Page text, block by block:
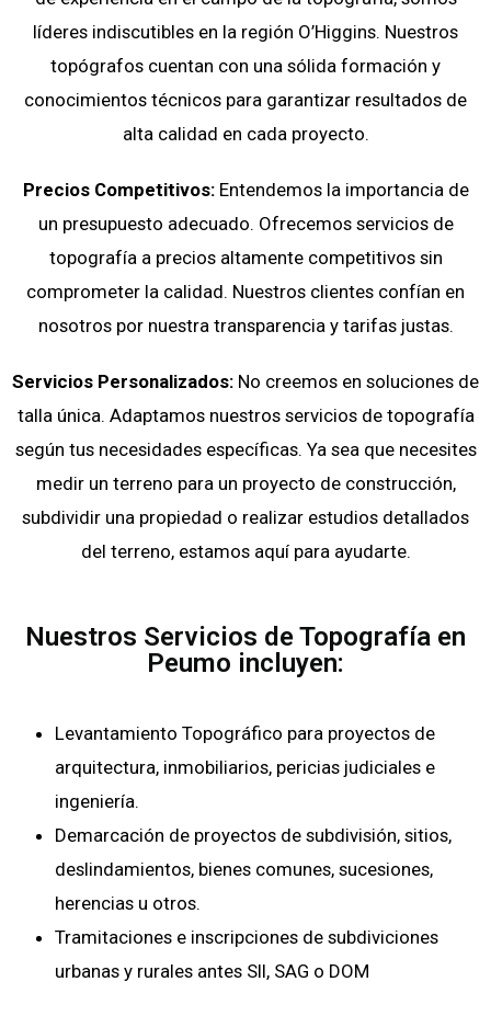
líderes indiscutibles en la región O’Higgins. Nuestros
topógrafos cuentan con una sólida formación y
conocimientos técnicos para garantizar resultados de
alta calidad en cada proyecto.
Precios Competitivos:Entendemos la importancia de
un presupuesto adecuado. Ofrecemos servicios de
topografía a precios altamente competitivos sin
comprometer la calidad. Nuestros clientes confían en
nosotros por nuestra transparencia y tarifas justas.
Servicios Personalizados: No creemos en soluciones de
talla única. Adaptamos nuestros servicios de topografía
según tus necesidades específicas. Ya sea que necesites
medir un terreno para un proyecto de construcción,
subdividir una propiedad o realizar estudios detallados
del terreno, estamos aquí para ayudarte.
Nuestros Servicios de Topografía en
Peumo incluyen:
Levantamiento Topográfico para proyectos de
arquitectura, inmobiliarios, pericias judiciales e
ingeniería.
Demarcación de proyectos de subdivisión, sitios,
deslindamientos, bienes comunes, sucesiones,
herencias u otros.
Tramitaciones e inscripciones de subdiviciones
urbanas y rurales antes SII, SAG o DOM